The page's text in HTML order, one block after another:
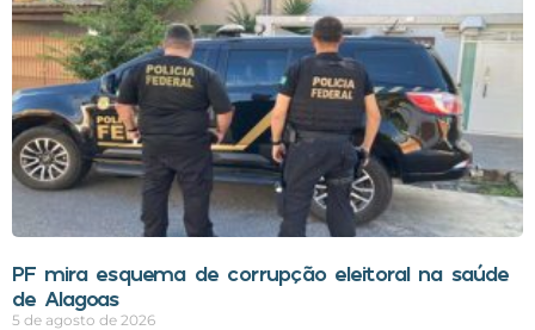
PF mira esquema de corrupção eleitoral na saúde
de Alagoas
5 de agosto de 2026